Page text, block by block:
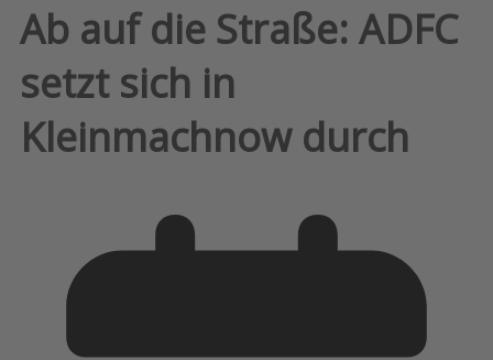
Ab auf die Straße: ADFC
setzt sich in
Kleinmachnow durch